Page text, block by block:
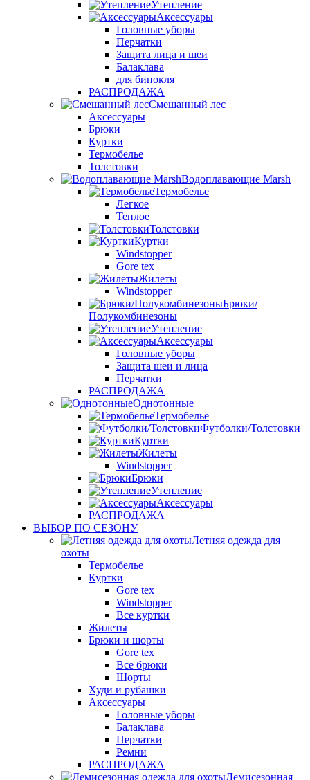
Утепление
Аксессуары
Головные уборы
Перчатки
Защита лица и шеи
Балаклава
для бинокля
РАСПРОДАЖА
Смешанный лес
Аксессуары
Брюки
Куртки
Термобелье
Толстовки
Водоплавающие Marsh
Термобелье
Легкое
Теплое
Толстовки
Куртки
Windstopper
Gore tex
Жилеты
Windstopper
Брюки/
Полукомбинезоны
Утепление
Аксессуары
Головные уборы
Защита шеи и лица
Перчатки
РАСПРОДАЖА
Однотонные
Термобелье
Футболки/Толстовки
Куртки
Жилеты
Windstopper
Брюки
Утепление
Аксессуары
РАСПРОДАЖА
ВЫБОР ПО СЕЗОНУ
Летняя одежда для
охоты
Термобелье
Куртки
Gore tex
Windstopper
Все куртки
Жилеты
Брюки и шорты
Gore tex
Все брюки
Шорты
Худи и рубашки
Аксессуары
Головные уборы
Балаклава
Перчатки
Ремни
РАСПРОДАЖА
Демисезонная